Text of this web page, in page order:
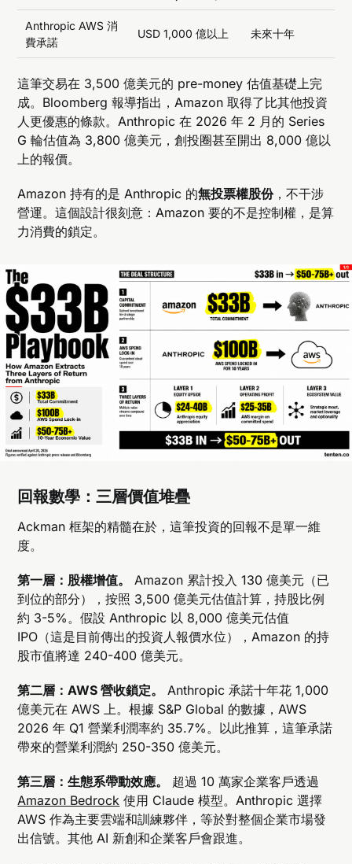
Anthropic AWS 消
費承諾
USD 1,000 億以上 未來十年
這筆交易在 3,500 億美元的 pre-money 估值基礎上完
成。Bloomberg 報導指出，Amazon 取得了比其他投資
人更優惠的條款。Anthropic 在 2026 年 2 月的 Series
G 輪估值為 3,800 億美元，創投圈甚至開出 8,000 億以
上的報價。
Amazon 持有的是 Anthropic 的無投票權股份，不干涉
營運。這個設計很刻意：Amazon 要的不是控制權，是算
力消費的鎖定。
回報數學：三層價值堆疊
Ackman 框架的精髓在於，這筆投資的回報不是單一維
度。
第一層：股權增值。
Amazon 累計投入 130 億美元（已
到位的部分），按照 3,500 億美元估值計算，持股比例
約 3-5%。假設 Anthropic 以 8,000 億美元估值
IPO（這是目前傳出的投資人報價水位），Amazon 的持
股市值將達 240-400 億美元。
第二層：AWS 營收鎖定。
Anthropic 承諾十年花 1,000
億美元在 AWS 上。根據 S&P Global 的數據，AWS
2026 年 Q1 營業利潤率約 35.7%。以此推算，這筆承諾
帶來的營業利潤約 250-350 億美元。
第三層：生態系帶動效應。
超過 10 萬家企業客戶透過
Amazon Bedrock 使用 Claude 模型。Anthropic 選擇
AWS 作為主要雲端和訓練夥伴，等於對整個企業市場發
出信號。其他 AI 新創和企業客戶會跟進。